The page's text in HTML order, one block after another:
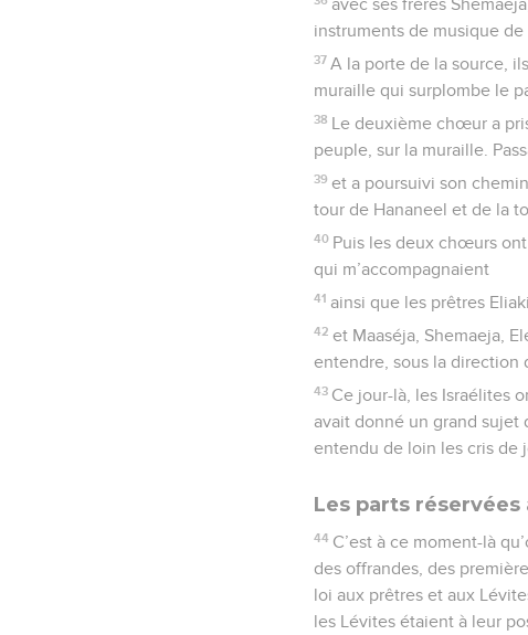
avec ses frères
instruments de musique de
37 A la porte de la source,
muraille qui surplombe le
38 Le deuxième chœur a
peuple, sur la muraille.
39 et a poursuivi son
tour de Hananeel et de la
40 Puis les deux chœurs
qui m’accompagnaient
41 ainsi que les prêtres
42 et Maaséja, Shemaeja,
entendre, sous la direction
43 Ce jour-là, les Israélites
avait donné un grand sujet
entendu de loin les cris de
Les parts
44 C’est à ce moment-là
des offrandes, des
loi aux prêtres et aux
les Lévites étaient à leur